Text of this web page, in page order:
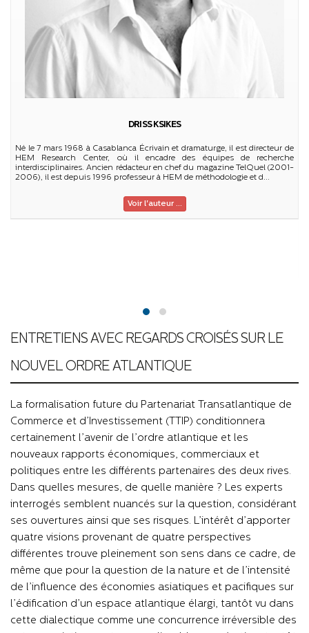
DRISS KSIKES
Né le 7 mars 1968 à Casablanca Écrivain et dramaturge, il est directeur de
HEM Research Center, où il encadre des équipes de recherche
interdisciplinaires. Ancien rédacteur en chef du magazine TelQuel (2001-
2006), il est depuis 1996 professeur à HEM de méthodologie et d...
Voir l'auteur ...
ENTRETIENS AVEC REGARDS CROISÉS SUR LE
NOUVEL ORDRE ATLANTIQUE
La formalisation future du Partenariat Transatlantique de
Commerce et d’Investissement (TTIP) conditionnera
certainement l’avenir de l’ordre atlantique et les
nouveaux rapports économiques, commerciaux et
politiques entre les différents partenaires des deux rives.
Dans quelles mesures, de quelle manière ? Les experts
interrogés semblent nuancés sur la question, considérant
ses ouvertures ainsi que ses risques. L’intérêt d’apporter
quatre visions provenant de quatre perspectives
différentes trouve pleinement son sens dans ce cadre, de
même que pour la question de la nature et de l’intensité
de l’influence des économies asiatiques et pacifiques sur
l’édification d’un espace atlantique élargi, tantôt vu dans
cette dialectique comme une concurrence irréversible des